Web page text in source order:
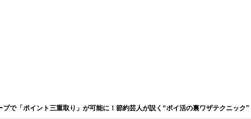
プで「ポイント三重取り」が可能に！節約芸人が説く“ポイ活の裏ワザテクニック”